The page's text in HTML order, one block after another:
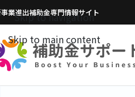
Skip to navigation
Skip to main content
業進出補助金専門情報サイト